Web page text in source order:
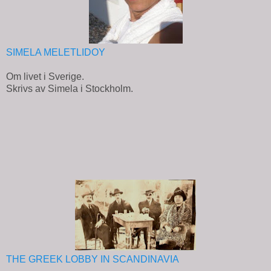
SIMELA MELETLIDOY
Om livet i Sverige.
Skrivs av Simela i Stockholm.
THE GREEK LOBBY IN SCANDINAVIA